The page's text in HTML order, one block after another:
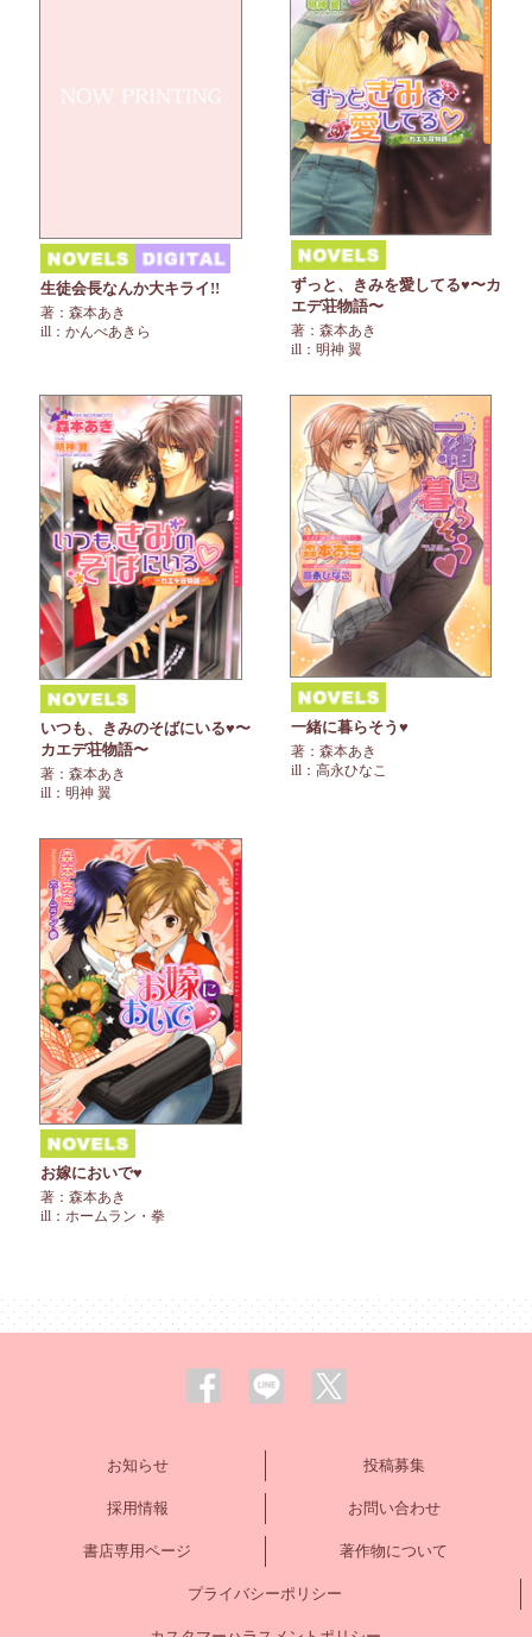
生徒会長なんか大キライ!!
著：森本あき
ill：かんべあきら
ずっと、きみを愛してる♥〜カ
エデ荘物語〜
著：森本あき
ill：明神 翼
いつも、きみのそばにいる♥〜
カエデ荘物語〜
著：森本あき
ill：明神 翼
一緒に暮らそう♥
著：森本あき
ill：高永ひなこ
お嫁においで♥
著：森本あき
ill：ホームラン・拳
お知らせ 投稿募集
採用情報 お問い合わせ
書店専用ページ 著作物について
プライバシーポリシー